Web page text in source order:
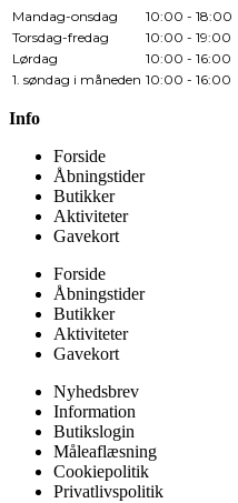
Mandag-onsdag
10:00 - 18:00
Torsdag-fredag
10:00 - 19:00
Lørdag
10:00 - 16:00
1. søndag i måneden 10:00 - 16:00
Info
Forside
Åbningstider
Butikker
Aktiviteter
Gavekort
Forside
Åbningstider
Butikker
Aktiviteter
Gavekort
Nyhedsbrev
Information
Butikslogin
Måleaflæsning
Cookiepolitik
Privatlivspolitik